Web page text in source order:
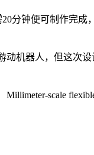
分钟便可制作完
机器人，但这次
scale flexible